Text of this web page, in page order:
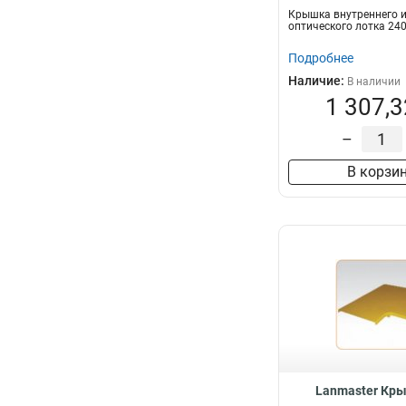
LAN-OT240-
Крышка внутреннего
оптического лотка
Подробнее
Наличие: В наличии
1
–
В
Lanmaster